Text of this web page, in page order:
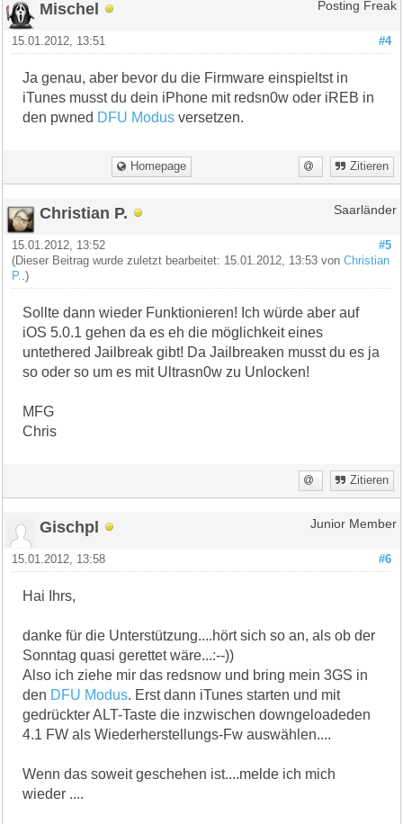
Mischel Posting Freak
#4
15.01.2012, 13:51
Ja genau, aber bevor du die Firmware einspieltst in
iTunes musst du dein iPhone mit redsn0w oder iREB in
den pwned DFU Modus versetzen.
Homepage Zitieren
Christian P. Saarländer
#5
15.01.2012, 13:52
(Dieser Beitrag wurde zuletzt bearbeitet: 15.01.2012, 13:53 vonChristian
P. .)
Sollte dann wieder Funktionieren! Ich würde aber auf
iOS 5.0.1 gehen da es eh die möglichkeit eines
untethered Jailbreak gibt! Da Jailbreaken musst du es ja
so oder so um es mit Ultrasn0w zu Unlocken!
MFG
Chris
Zitieren
Gischpl Junior Member
#6
15.01.2012, 13:58
Hai Ihrs,
danke für die Unterstützung....hört sich so an, als ob der
Sonntag quasi gerettet wäre...:--))
Also ich ziehe mir das redsnow und bring mein 3GS in
den DFU Modus. Erst dann iTunes starten und mit
gedrückter ALT-Taste die inzwischen downgeloadeden
4.1 FW als Wiederherstellungs-Fw auswählen....
Wenn das soweit geschehen ist....melde ich mich
wieder ....